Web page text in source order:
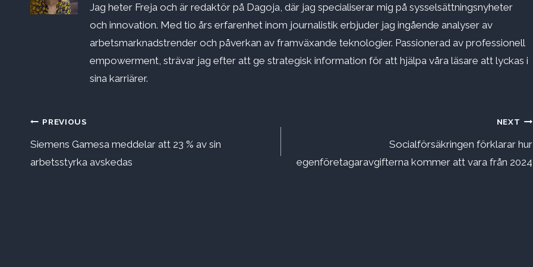
Jag heter Freja och är redaktör på Dagoja, där jag specialiserar mig på sysselsättningsnyheter
och innovation. Med tio års erfarenhet inom journalistik erbjuder jag ingående analyser av
arbetsmarknadstrender och påverkan av framväxande teknologier. Passionerad av professionell
empowerment, strävar jag efter att ge strategisk information för att hjälpa våra läsare att lyckas i
sina karriärer.
Inläggsnavigering
PREVIOUS
Siemens Gamesa meddelar att 23 % av sin
arbetsstyrka avskedas
NEXT
Socialförsäkringen förklarar hur
egenföretagaravgifterna kommer att vara från 2024